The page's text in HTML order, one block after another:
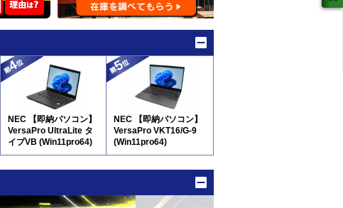
NEC 【即納パソコン】
VersaPro UltraLite タ
イプVB (Win11pro64)
(SSD新品) 5N8
NEC 【即納パソコン】
VersaPro VKT16/G-9
(Win11pro64)